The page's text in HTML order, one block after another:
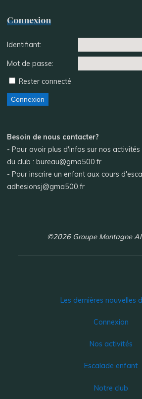
Connexion
Identifiant:
Mot de passe:
Rester connecté
Connexion
Besoin de nous contacter?
- Pour avoir plus d'infos sur nos
du club : bureau@gma500.fr
- Pour inscrire un enfant aux cours
adhesionsj@gma500.fr
©2026 Groupe Montagne
Les dernières nouvelles
Connexion
Nos activités
Escalade enfant
Notre club